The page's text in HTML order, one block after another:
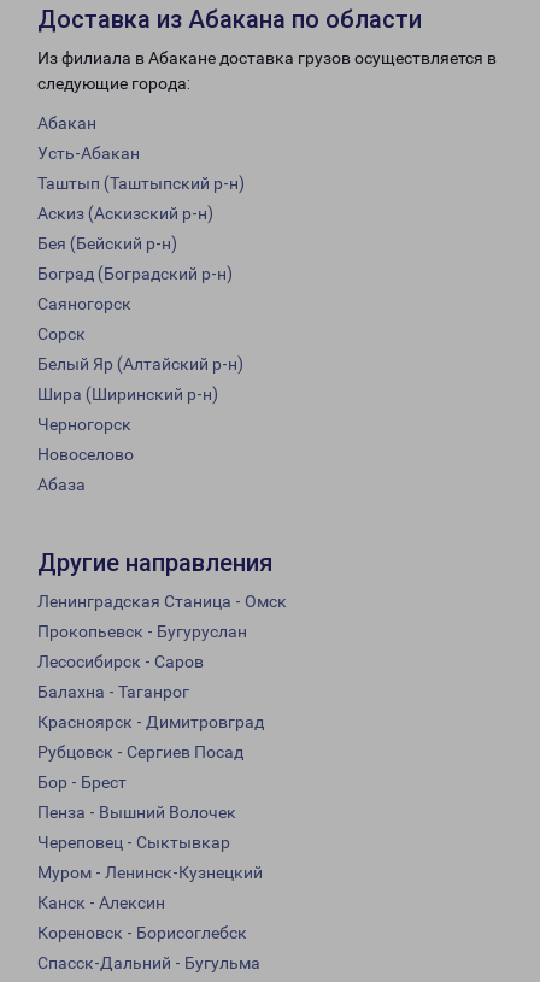
Доставка из Абакана по области
Из филиала в Абакане доставка грузов осуществляется в
следующие города:
Абакан
Усть-Абакан
Таштып (Таштыпский р-н)
Аскиз (Аскизский р-н)
Бея (Бейский р-н)
Боград (Боградский р-н)
Саяногорск
Сорск
Белый Яр (Алтайский р-н)
Шира (Ширинский р-н)
Черногорск
Новоселово
Абаза
Другие направления
Ленинградская Станица - Омск
Прокопьевск - Бугуруслан
Лесосибирск - Саров
Балахна - Таганрог
Красноярск - Димитровград
Рубцовск - Сергиев Посад
Бор - Брест
Пенза - Вышний Волочек
Череповец - Сыктывкар
Муром - Ленинск-Кузнецкий
Канск - Алексин
Кореновск - Борисоглебск
Спасск-Дальний - Бугульма